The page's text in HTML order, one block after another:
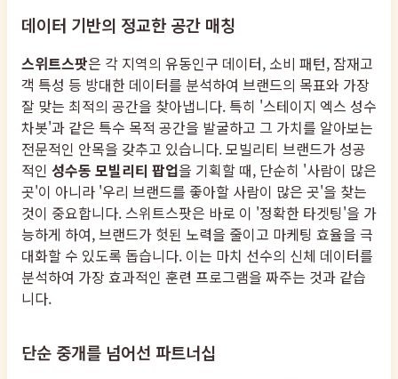
데이터 기반의 정교한 공간 매칭
스위트스팟은 각 지역의 유동인구 데이터, 소비 패턴, 잠재고
객 특성 등 방대한 데이터를 분석하여 브랜드의 목표와 가장
잘 맞는 최적의 공간을 찾아냅니다. 특히 '스테이지 엑스 성수
차봇'과 같은 특수 목적 공간을 발굴하고 그 가치를 알아보는
전문적인 안목을 갖추고 있습니다. 모빌리티 브랜드가 성공
적인 성수동 모빌리티 팝업을 기획할 때, 단순히 '사람이 많은
곳'이 아니라 '우리 브랜드를 좋아할 사람이 많은 곳'을 찾는
것이 중요합니다. 스위트스팟은 바로 이 '정확한 타겟팅'을 가
능하게 하여, 브랜드가 헛된 노력을 줄이고 마케팅 효율을 극
대화할 수 있도록 돕습니다. 이는 마치 선수의 신체 데이터를
분석하여 가장 효과적인 훈련 프로그램을 짜주는 것과 같습
니다.
단순 중개를 넘어선 파트너십